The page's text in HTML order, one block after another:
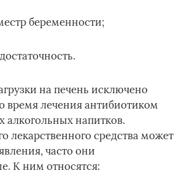
беременности;
на печень исключено
время лечения антибиотиком
напитков.
лекарственного средства может
часто они
К ним относятся: